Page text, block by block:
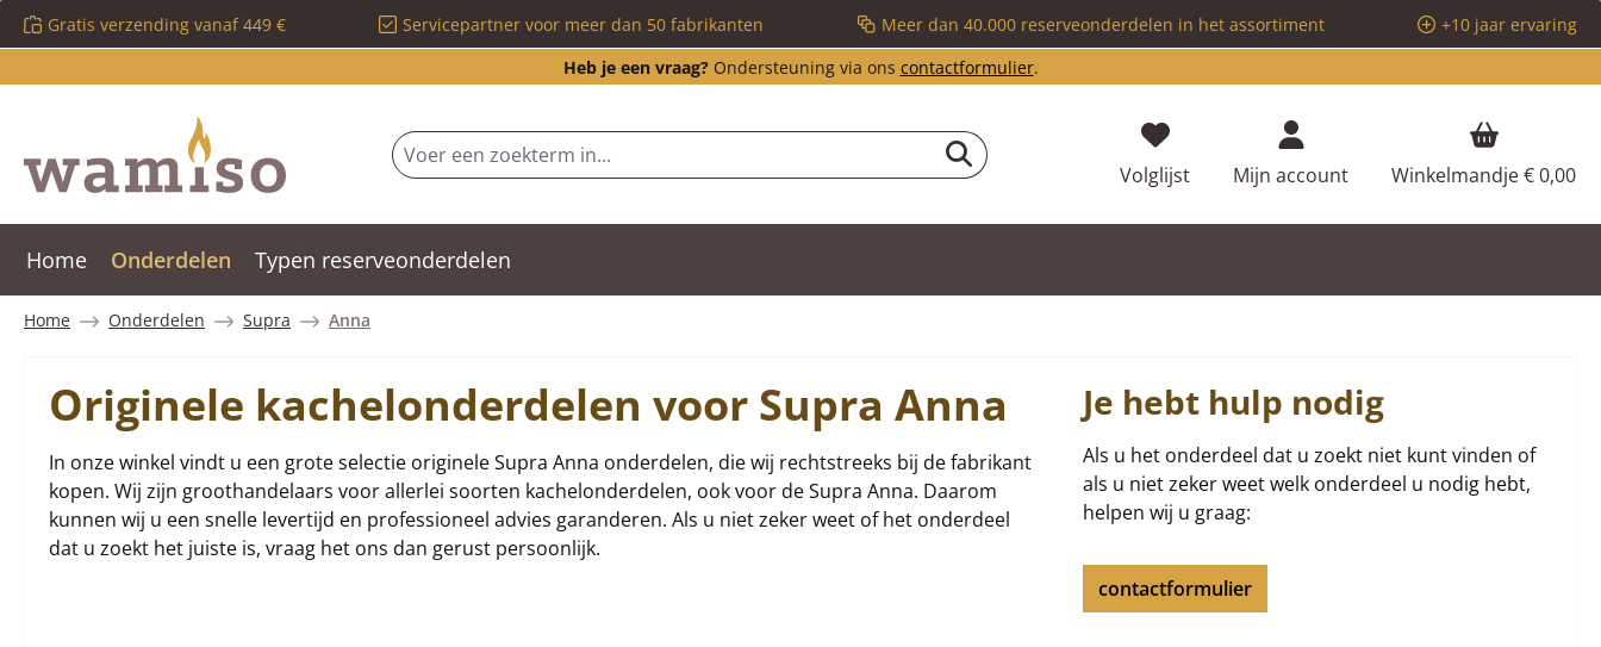
naar de hoofdinhoud
Ga naar de zoekopdracht
Ga naar de hoofdnavigatie
Gratis verzending vanaf 449 € Servicepartner voor meer dan 50 fabrikanten Meer dan 40.000 reserveonderdelen in het assortiment
+10 jaar ervaring
Heb je een vraag?Ondersteuning via ons contactformulier.
VolglijstJe hebt 0 items op je verlanglijstje
Mijn account Winkelmandje€ 0,00
Home Onderdelen Typen reserveonderdelen
Home Onderdelen Supra Anna
Originele kachelonderdelen voor Supra Anna
In onze winkel vindt u een grote selectie originele Supra Anna onderdelen, die wij rechtstreeks bij de fabrikant
kopen. Wij zijn groothandelaars voor allerlei soorten kachelonderdelen, ook voor de Supra Anna. Daarom
kunnen wij u een snelle levertijd en professioneel advies garanderen. Als u niet zeker weet of het onderdeel
dat u zoekt het juiste is, vraag het ons dan gerust persoonlijk.
Je hebt hulp nodig
Als u het onderdeel dat u zoekt niet kunt vinden of
als u niet zeker weet welk onderdeel u nodig hebt,
helpen wij u graag:
contactformulier